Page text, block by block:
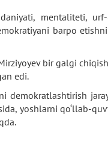
mentaliteti,
barpo
bir galgi
edi.
demokratlashtirish
yoshlarni qo‘llab-